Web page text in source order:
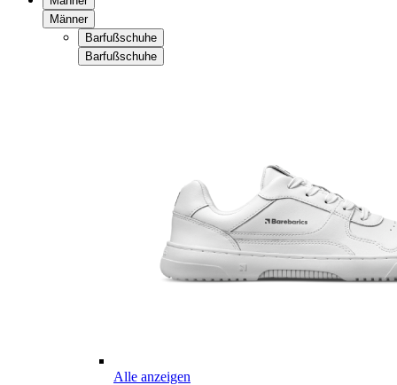
Männer
Barfußschuhe
Barfußschuhe
Alle anzeigen